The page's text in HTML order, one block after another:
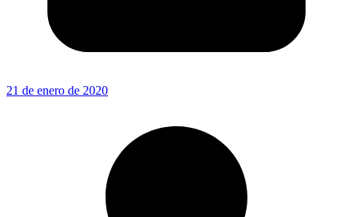
21 de enero de 2020